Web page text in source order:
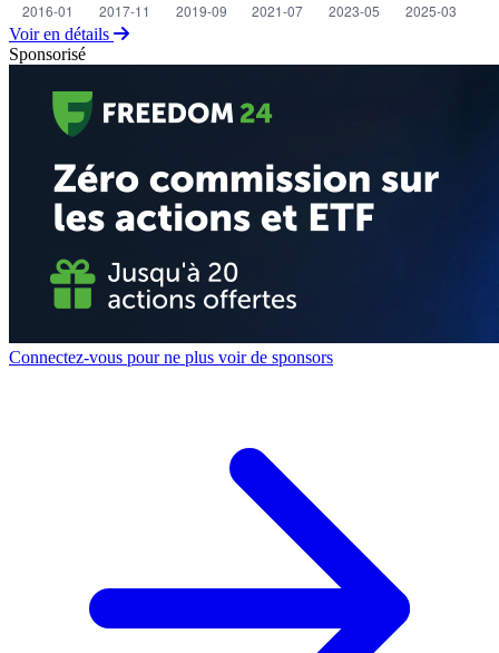
Voir en détails
Sponsorisé
Connectez-vous pour ne plus voir de sponsors